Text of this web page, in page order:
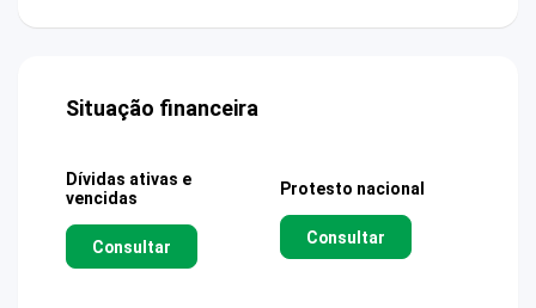
Situação financeira
Dívidas ativas e
vencidas
Consultar
Protesto nacional
Consultar